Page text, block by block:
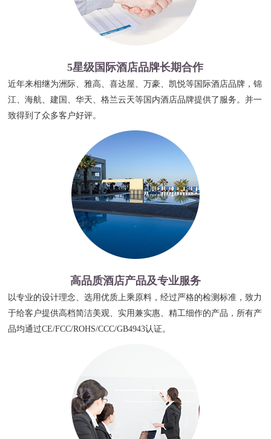
5星级国际酒店品牌长期合作
近年来相继为洲际、雅高、喜达屋、万豪、凯悦等国际酒店品牌，锦
江、海航、建国、华天、格兰云天等国内酒店品牌提供了服务。并一
致得到了众多客户好评。
高品质酒店产品及专业服务
以专业的设计理念、选用优质上乘原料，经过严格的检测标准，致力
于给客户提供高档简洁美观、实用兼实惠、精工细作的产品，所有产
品均通过CE/FCC/ROHS/CCC/GB4943认证。